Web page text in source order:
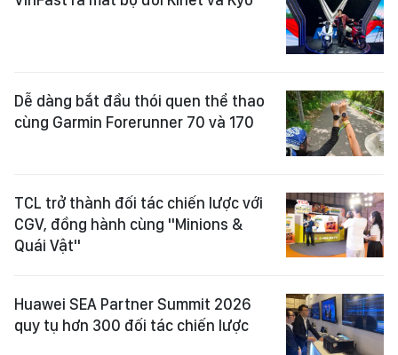
Dễ dàng bắt đầu thói quen thể thao
cùng Garmin Forerunner 70 và 170
TCL trở thành đối tác chiến lược với
CGV, đồng hành cùng "Minions &
Quái Vật"
Huawei SEA Partner Summit 2026
quy tụ hơn 300 đối tác chiến lược